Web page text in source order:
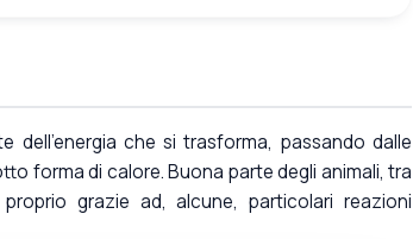
dell'energia che si trasforma, passando dalle
forma di calore. Buona parte degli animali, tra
grazie ad, alcune, particolari reazioni